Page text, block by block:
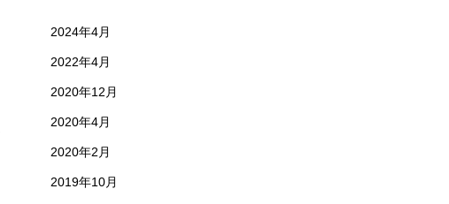
2024年4月
2022年4月
2020年12月
2020年4月
2020年2月
2019年10月